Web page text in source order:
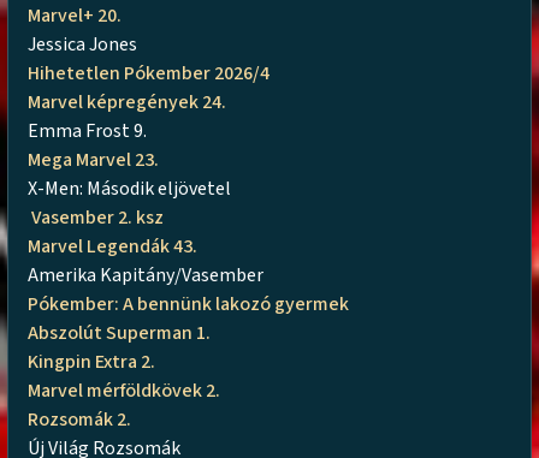
Marvel+ 20.
Jessica Jones
Hihetetlen Pókember 2026/4
Marvel képregények 24.
Emma Frost 9.
Mega Marvel 23.
X-Men: Második eljövetel
Vasember 2. ksz
Marvel Legendák 43.
Amerika Kapitány/Vasember
Pókember: A bennünk lakozó gyermek
Abszolút Superman 1.
Kingpin Extra 2.
Marvel mérföldkövek 2.
Rozsomák 2.
Új Világ Rozsomák